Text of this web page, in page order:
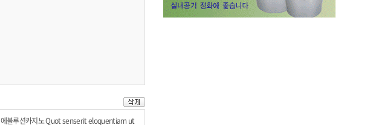
에볼루션카지노Quot senserit eloquentiam ut